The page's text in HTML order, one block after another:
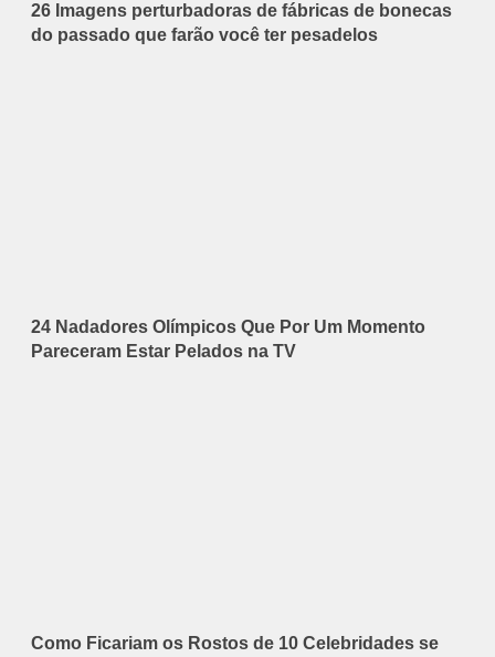
26 Imagens perturbadoras de fábricas de bonecas
do passado que farão você ter pesadelos
24 Nadadores Olímpicos Que Por Um Momento
Pareceram Estar Pelados na TV
Como Ficariam os Rostos de 10 Celebridades se